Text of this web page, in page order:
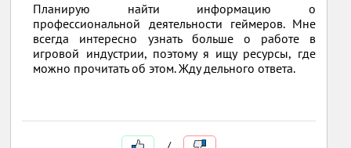
Планирую найти информацию о
профессиональной деятельности геймеров. Мне
всегда интересно узнать больше о работе в
игровой индустрии, поэтому я ищу ресурсы, где
можно прочитать об этом. Жду дельного ответа.